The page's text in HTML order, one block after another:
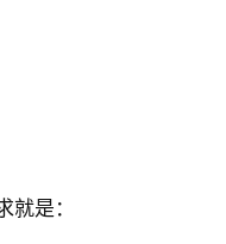
是：